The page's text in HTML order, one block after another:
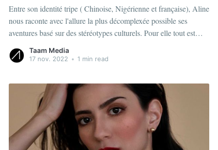
Entre son identité tripe ( Chinoise, Nigérienne et française), Aline
nous raconte avec l'allure la plus décomplexée possible ses
aventures basé sur des stéréotypes culturels. Pour elle tout est
Taam Media
17 nov. 2022 • 1 min read